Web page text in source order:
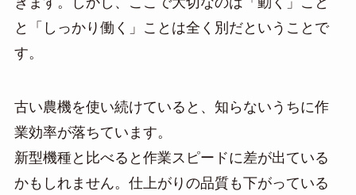
と「しっかり働く」ことは全く別だということで
す。
古い農機を使い続けていると、知らないうちに作
業効率が落ちています。
新型機種と比べると作業スピードに差が出ている
かもしれません。仕上がりの品質も下がっている